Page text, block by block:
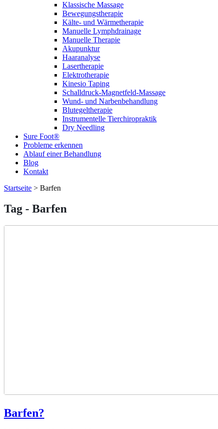
Klassische Massage
Bewegungstherapie
Kälte- und Wärmetherapie
Manuelle Lymphdrainage
Manuelle Therapie
Akupunktur
Haaranalyse
Lasertherapie
Elektrotherapie
Kinesio Taping
Schalldruck-Magnetfeld-Massage
Wund- und Narbenbehandlung
Blutegeltherapie
Instrumentelle Tierchiropraktik
Dry Needling
Sure Foot®
Probleme erkennen
Ablauf einer Behandlung
Blog
Kontakt
Startseite > Barfen
Tag - Barfen
Barfen?